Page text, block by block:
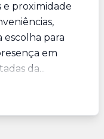
e proximidade
para
em
da...